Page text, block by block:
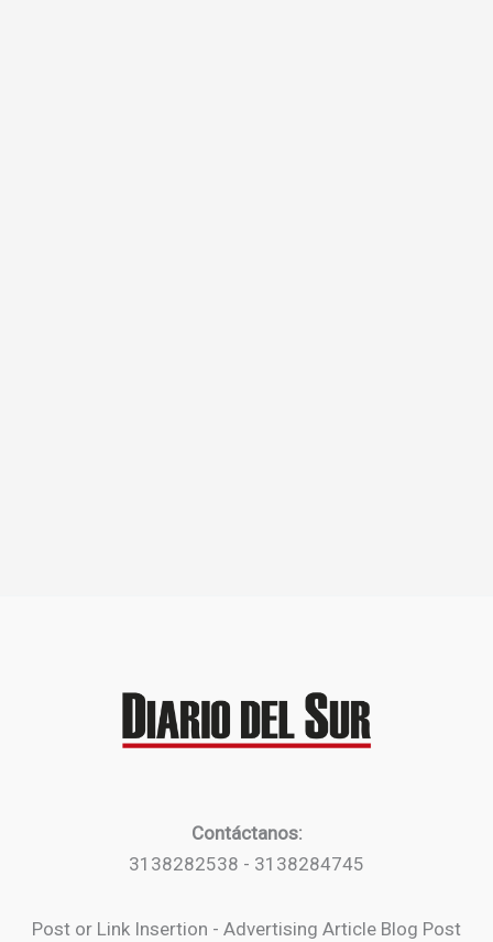
Contáctanos:
3138282538 - 3138284745
Post or Link Insertion - Advertising Article Blog Post